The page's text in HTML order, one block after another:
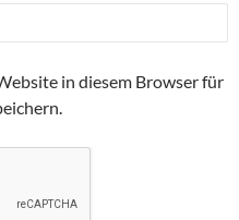
in diesem Browser für